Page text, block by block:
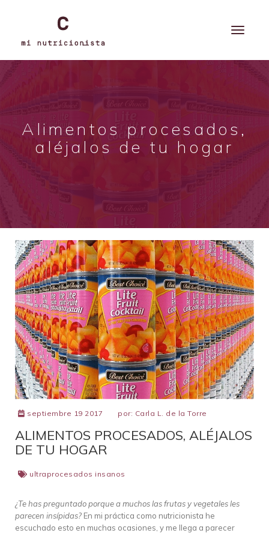
Alimentos procesados,
aléjalos de tu hogar
septiembre 19 2017 por: Carla L. de la Torre
ALIMENTOS PROCESADOS, ALÉJALOS
DE TU HOGAR
ultraprocesados insanos
¿Te has preguntado porque a muchos las frutas y vegetales les
parecen insípidas? En mi práctica como nutricionista he
escuchado esto en muchas ocasiones, y me llega a parecer